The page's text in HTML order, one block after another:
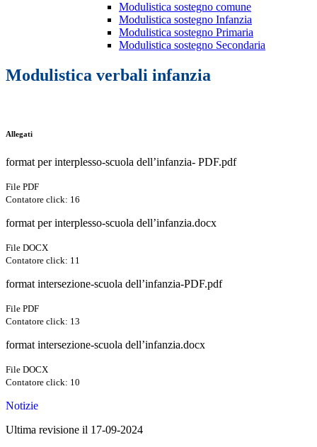
Modulistica sostegno comune
Modulistica sostegno Infanzia
Modulistica sostegno Primaria
Modulistica sostegno Secondaria
Modulistica verbali infanzia
Allegati
format per interplesso-scuola dell’infanzia- PDF.pdf
File PDF
Contatore click: 16
format per interplesso-scuola dell’infanzia.docx
File DOCX
Contatore click: 11
format intersezione-scuola dell’infanzia-PDF.pdf
File PDF
Contatore click: 13
format intersezione-scuola dell’infanzia.docx
File DOCX
Contatore click: 10
Notizie
Ultima revisione il 17-09-2024